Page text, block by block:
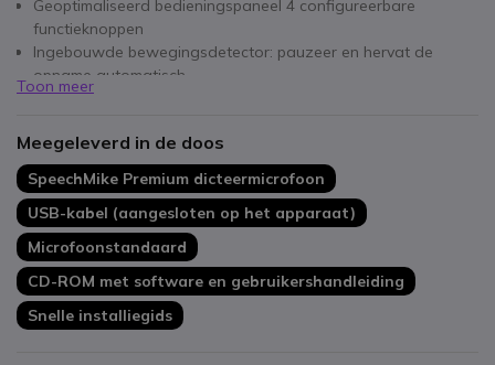
Geoptimaliseerd bedieningspaneel 4 configureerbare
functieknoppen
Ingebouwde bewegingsdetector: pauzeer en hervat de
opname automatisch
Slimme firmware en compatibel met eerdere versies
Antimicrobiële hoes en knopen
Besturingsknop
Toon meer
Meegeleverd in de doos
SpeechMike Premium dicteermicrofoon
USB-kabel (aangesloten op het apparaat)
Microfoonstandaard
CD-ROM met software en gebruikershandleiding
Snelle installiegids